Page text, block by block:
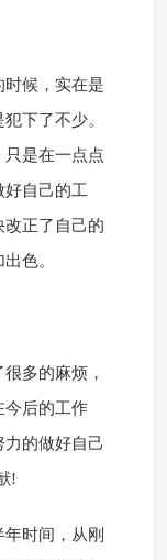
候，实在是
下了不少。
是在一点点
好自己的工
正了自己的
色。
多的麻烦，
今后的工作
的做好自己
!
时间，从刚